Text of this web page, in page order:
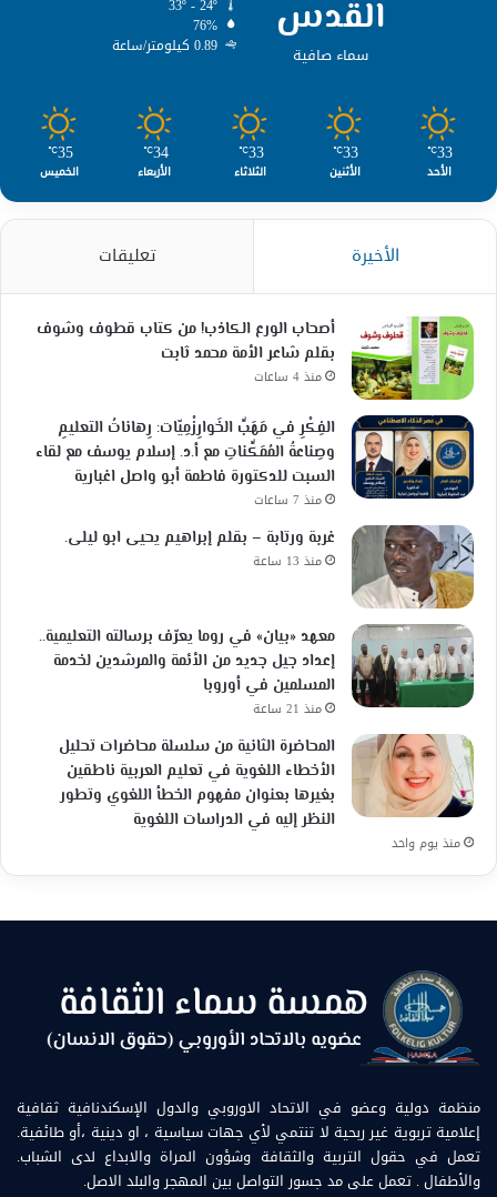
القدس
سماء صافية
76%
0.89 كيلومتر/ساعة
33
℃
الأحد
33
℃
الأثنين
33
℃
الثلاثاء
34
℃
الأربعاء
35
℃
الخميس
الأخيرة تعليقات
أصحاب الورع الكاذب! من كتاب قطوف وشوف
بقلم شاعر الأمة محمد ثابت
منذ 4 ساعات
الفِكْرِ في مَهَبِّ الخَوارِزْمِيّات: رِهاناتُ التعليمِ
وصِناعةُ المُمَكِّناتِ مع أ.د. إسلام يوسف مع لقاء
السبت للدكتورة فاطمة أبو واصل اغبارية
منذ 7 ساعات
غربة ورتابة – بقلم إبراهيم يحيى ابو ليلى.
منذ 13 ساعة
معهد «بيان» في روما يعرّف برسالته التعليمية..
إعداد جيل جديد من الأئمة والمرشدين لخدمة
المسلمين في أوروبا
منذ 21 ساعة
المحاضرة الثانية من سلسلة محاضرات تحليل
الأخطاء اللغوية في تعليم العربية ناطقين
بغيرها بعنوان مفهوم الخطأ اللغوي وتطور
النظر إليه في الدراسات اللغوية
منذ يوم واحد
منظمة دولية وعضو في الاتحاد الاوروبي والدول الإسكندنافية ثقافية
إعلامية تربوية غير ربحية لا تنتمي لأي جهات سياسية ، او دينية ،أو طائفية.
تعمل في حقول التربية والثقافة وشؤون المراة والابداع لدى الشباب.
والأطفال . تعمل على مد جسور التواصل بين المهجر والبلد الاصل.